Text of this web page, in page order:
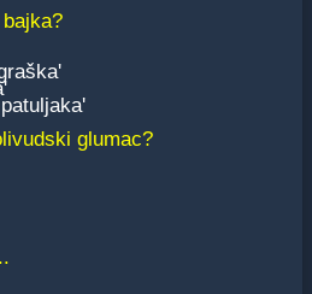
glumac?